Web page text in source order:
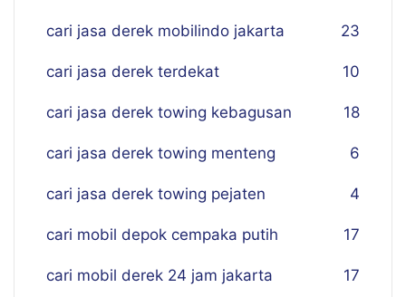
cari jasa derek mobilindo jakarta 23
cari jasa derek terdekat 10
cari jasa derek towing kebagusan 18
cari jasa derek towing menteng 6
cari jasa derek towing pejaten 4
cari mobil depok cempaka putih 17
cari mobil derek 24 jam jakarta 17